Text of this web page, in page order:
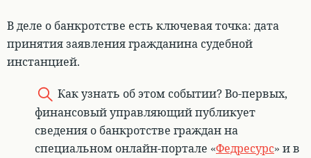
В деле о банкротстве есть ключевая точка: дата
принятия заявления гражданина судебной
инстанцией.
Как узнать об этом событии? Во-первых,
финансовый управляющий публикует
сведения о банкротстве граждан на
специальном онлайн-портале «Федресурс» и в